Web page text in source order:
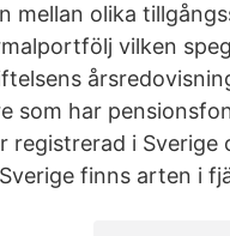
mellan olika
vilken
som har
registrerad i Sverige
finns arten i